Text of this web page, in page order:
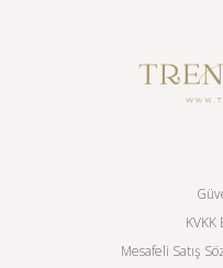
Mesafeli Satış